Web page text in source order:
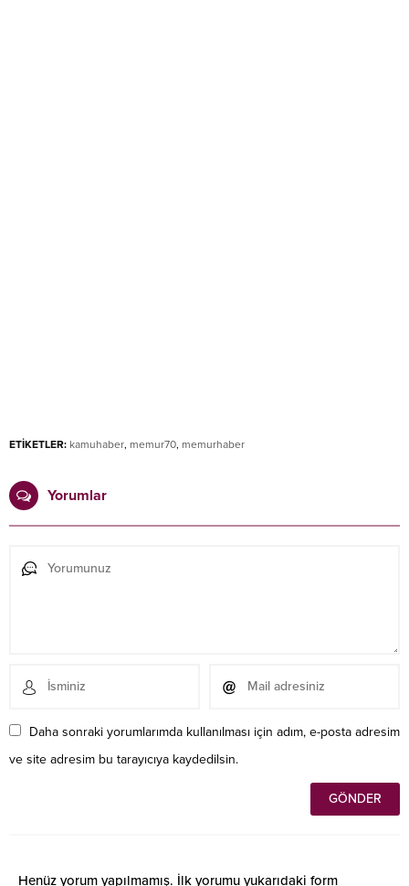
ETİKETLER: kamuhaber, memur70, memurhaber
Yorumlar
Daha sonraki yorumlarımda kullanılması için adım, e-posta adresim
ve site adresim bu tarayıcıya kaydedilsin.
Henüz yorum yapılmamış. İlk yorumu yukarıdaki form